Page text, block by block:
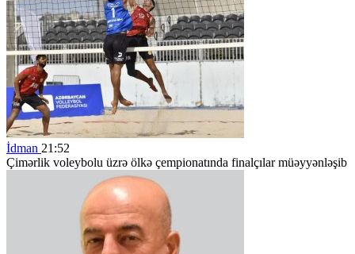
İdman 21:52
Çimərlik voleybolu üzrə ölkə çempionatında finalçılar müəyyənləşib